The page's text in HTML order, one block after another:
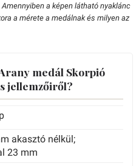
Amennyiben a képen látható nyaklánc
a mérete a medálnak és milyen az
medál Skorpió
jellemzőiről?
akasztó nélkül;
23 mm